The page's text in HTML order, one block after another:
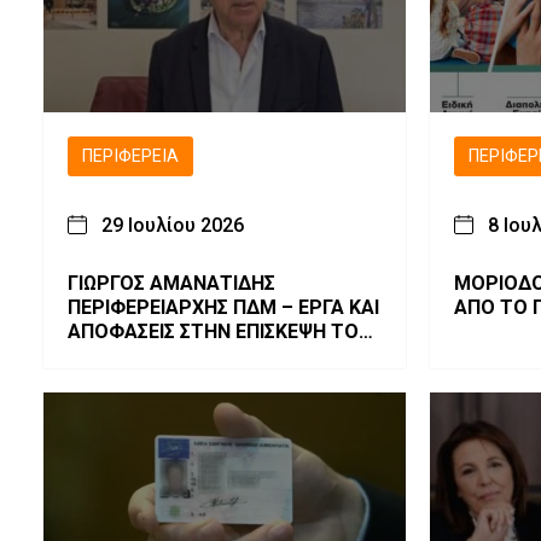
ΠΕΡΙΦΈΡΕΙΑ
29 Ιουλίου 2026
ΓΙΩΡΓΟΣ ΑΜΑΝΑΤΙΔΗΣ
ΠΕΡΙΦΕΡΕΙΑΡΧΗΣ ΠΔΜ – ΕΡΓΑ ΚΑΙ
ΑΠΟΦΑΣΕΙΣ ΣΤΗΝ ΕΠΙΣΚΕΨΗ ΤΟΥ
8
ΑΠΟ ΤΟ